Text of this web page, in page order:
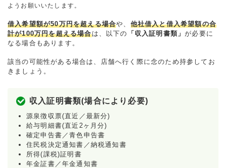
ようお願いいたします。
借入希望額が50万円を超える場合や、 他社借入と借入希望額の合
計が100万円を超える場合は、以下の 「収入証明書類」が必要に
なる場合もあります。
該当の可能性がある場合は、店舗へ行く際に念のため持参してお
きましょう。
収入証明書類(場合により必要)
源泉徴収票(直近／最新分)
給与明細書(直近2ヶ月分)
確定申告書／青色申告書
住民税決定通知書／納税通知書
所得(課税)証明書
年金証書／年金通知書